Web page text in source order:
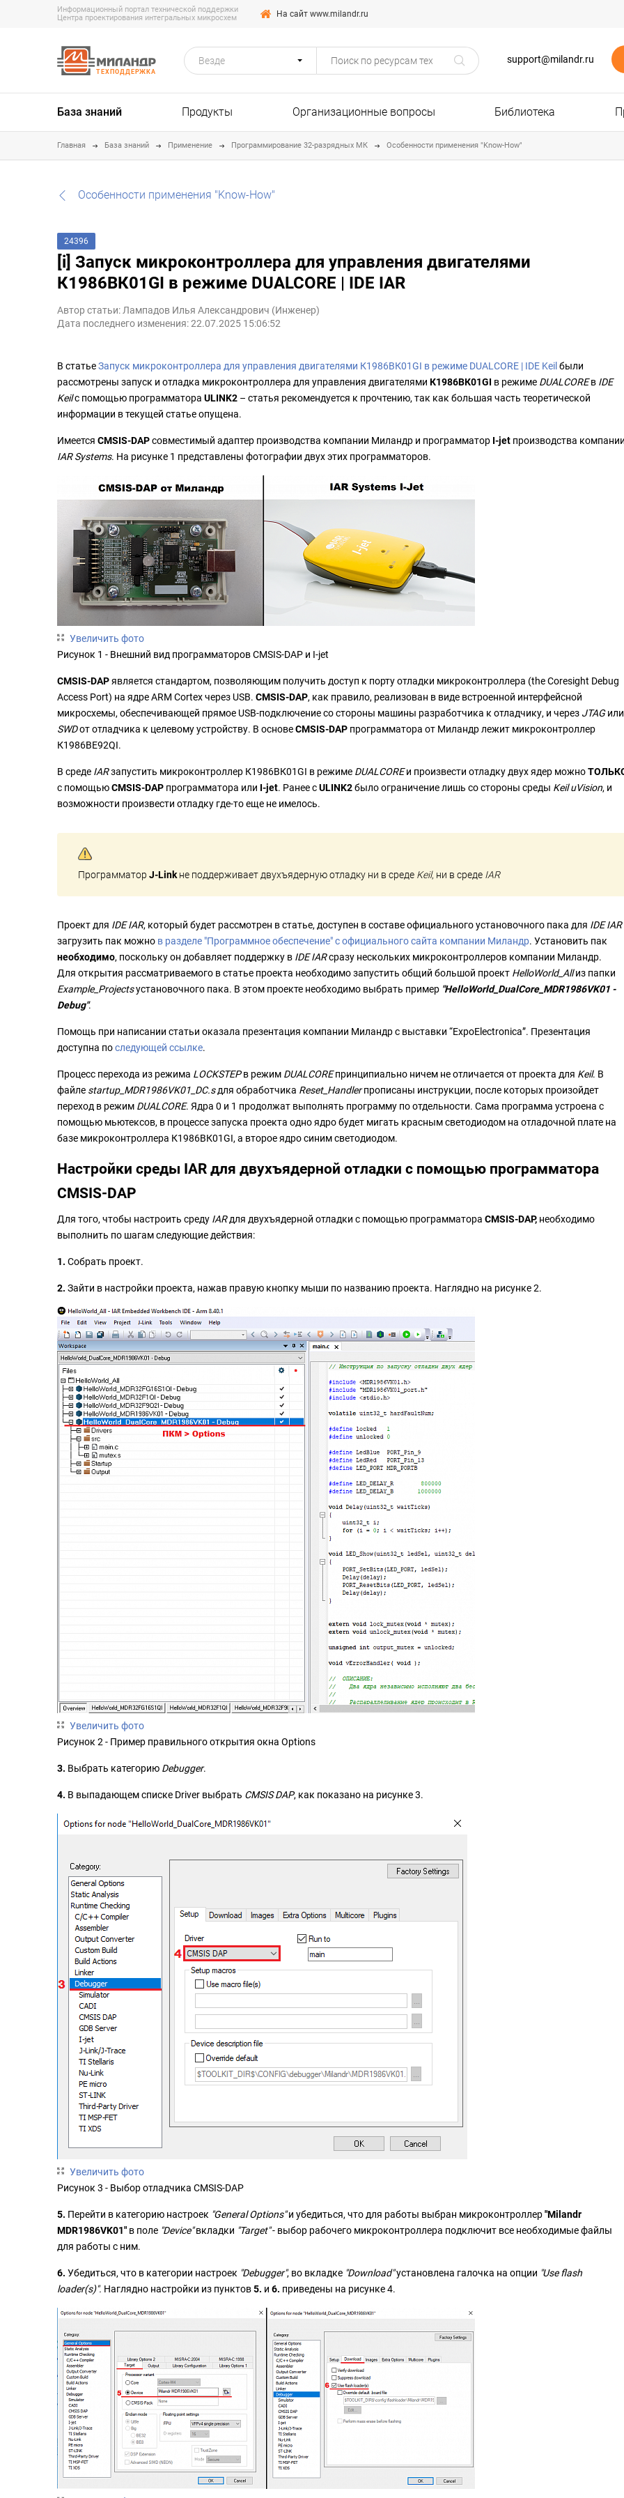
Информационный портал технической поддержки
Центра проектирования интегральных микросхем
На сайт www.milandr.ru
ТЕХПОДДЕРЖКА
Везде support@milandr.ru
База знаний Продукты Организационные вопросы Библиотека
Главная База знаний Применение Программирование 32-разрядных МК Особенности применения "Know-How"
Особенности применения "Know-How"
24396
[i] Запуск микроконтроллера для управления двигателями
К1986ВК01GI в режиме DUALCORE | IDE IAR
Автор статьи: Лампадов Илья Александрович (Инженер)
Дата последнего изменения: 22.07.2025 15:06:52
В статьеЗапуск микроконтроллера для управления двигателями К1986ВК01GI в режиме DUALCORE | IDE Keil были
рассмотрены запуск и отладка микроконтроллера для управления двигателями К1986ВК01GI в режиме DUALCOREв IDE
Keilс помощью программатора ULINK2 – статья рекомендуется к прочтению, так как большая часть теоретической
информации в текущей статье опущена.
Имеется CMSIS-DAPсовместимый адаптер производства компании Миландр и программатор I-jet производства
IAR Systems. На рисунке 1 представлены фотографии двух этих программаторов.
Увеличить фото
Рисунок 1 - Внешний вид программаторов CMSIS-DAP и I-jet
CMSIS-DAPявляется стандартом, позволяющим получить доступ к порту отладки микроконтроллера (the Coresight Debug
Access Port) на ядре ARM Cortex через USB. CMSIS-DAP, как правило, реализован в виде встроенной интерфейсной
микросхемы, обеспечивающей прямое USB-подключение со стороны машины разработчика к отладчику, и через JTAGили
SWDот отладчика к целевому устройству. В основеCMSIS-DAP программатора от Миландр лежит микроконтроллер
К1986ВЕ92QI.
В среде IARзапустить микроконтроллер К1986ВК01GI в режиме DUALCOREи произвести отладку двух ядер можно
с помощьюCMSIS-DAP программатора или I-jet. Ранее сULINK2было ограничение лишь со стороны среды Keil uVision, и
возможности произвести отладку где-то еще не имелось.
Программатор J-Link не поддерживает двухъядерную отладку ни в среде Keil, ни в среде IAR
Проект для IDE IAR, который будет рассмотрен в статье, доступен в составе официального установочного пака для IDE IAR
загрузить пак можно в разделе "Программное обеспечение" с официального сайта компании Миландр. Установить пак
необходимо, поскольку он добавляет поддержку в IDE IARсразу нескольких микроконтроллеров компании Миландр.
Для открытия рассматриваемого в статье проекта необходимо запустить общий большой проект HelloWorld_Allиз папки
Example_Projectsустановочного пака. В этом проекте необходимо выбрать пример "HelloWorld_DualCore_MDR1986VK01 -
Debug".
Помощь при написании статьи оказала презентация компании Миландр с выставки “ExpoElectronica”. Презентация
доступна последующей ссылке.
Процесс перехода из режима LOCKSTEPв режим DUALCOREпринципиально ничем не отличается от проекта для Keil. В
файле startup_MDR1986VK01_DC.sдля обработчика Reset_Handlerпрописаны инструкции, после которых произойдет
переход в режим DUALCORE. Ядра 0 и 1 продолжат выполнять программу по отдельности. Сама программа устроена с
помощью мьютексов, в процессе запуска проекта одно ядро будет мигать красным светодиодом на отладочной плате на
базе микроконтроллера К1986ВК01GI, а второе ядро синим светодиодом.
Настройки среды IAR для двухъядерной отладки с помощью программатора
CMSIS-DAP
Для того, чтобы настроить среду IARдля двухъядерной отладки с помощью программатора CMSIS-DAP, необходимо
выполнить по шагам следующие действия:
1. Собрать проект.
2. Зайти в настройки проекта, нажав правую кнопку мыши по названию проекта. Наглядно на рисунке 2.
Увеличить фото
Рисунок 2 - Пример правильного открытия окна Options
3. Выбрать категорию Debugger.
4. В выпадающем списке Driver выбрать CMSIS DAP, как показано на рисунке 3.
Увеличить фото
Рисунок 3 - Выбор отладчика CMSIS-DAP
5. Перейти в категорию настроек "General Options"и убедиться, что для работы выбран микроконтроллер"Milandr
MDR1986VK01" в поле "Device"вкладки "Target"- выбор рабочего микроконтроллера подключит все необходимые файлы
для работы с ним.
6. Убедиться, что в категории настроек "Debugger", во вкладке "Download"установлена галочка на опции "Use flash
loader(s)". Наглядно настройки из пунктов5. и 6. приведены на рисунке 4.